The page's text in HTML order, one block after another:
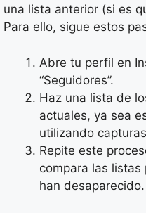
una lista anterior (si es
Para ello, sigue estos
Abre tu perfil en
“Seguidores”.
Haz una lista de
actuales, ya sea
utilizando
Repite este
compara las
han desaparecido.